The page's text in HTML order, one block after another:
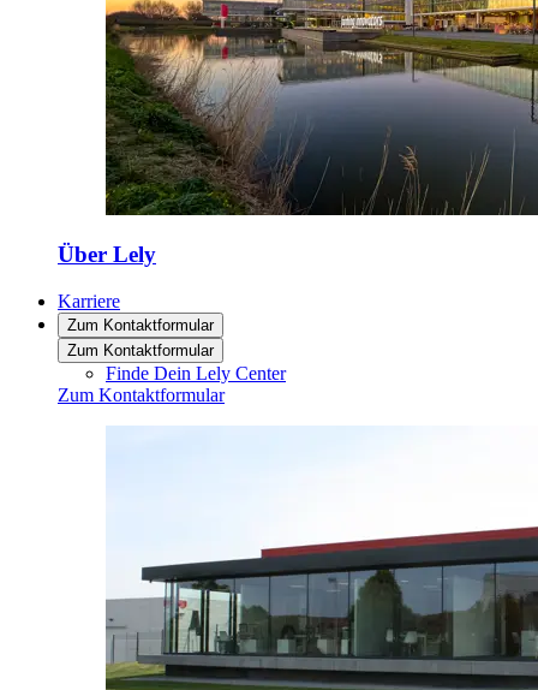
Über Lely
Karriere
Zum Kontaktformular
Zum Kontaktformular
Finde Dein Lely Center
Zum Kontaktformular